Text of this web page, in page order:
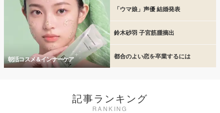
朝活コスメ＆インナーケア
「ウマ娘」声優 結婚発表
鈴木砂羽 子宮筋腫摘出
都合のよい恋を卒業するには
記事ランキング
RANKING